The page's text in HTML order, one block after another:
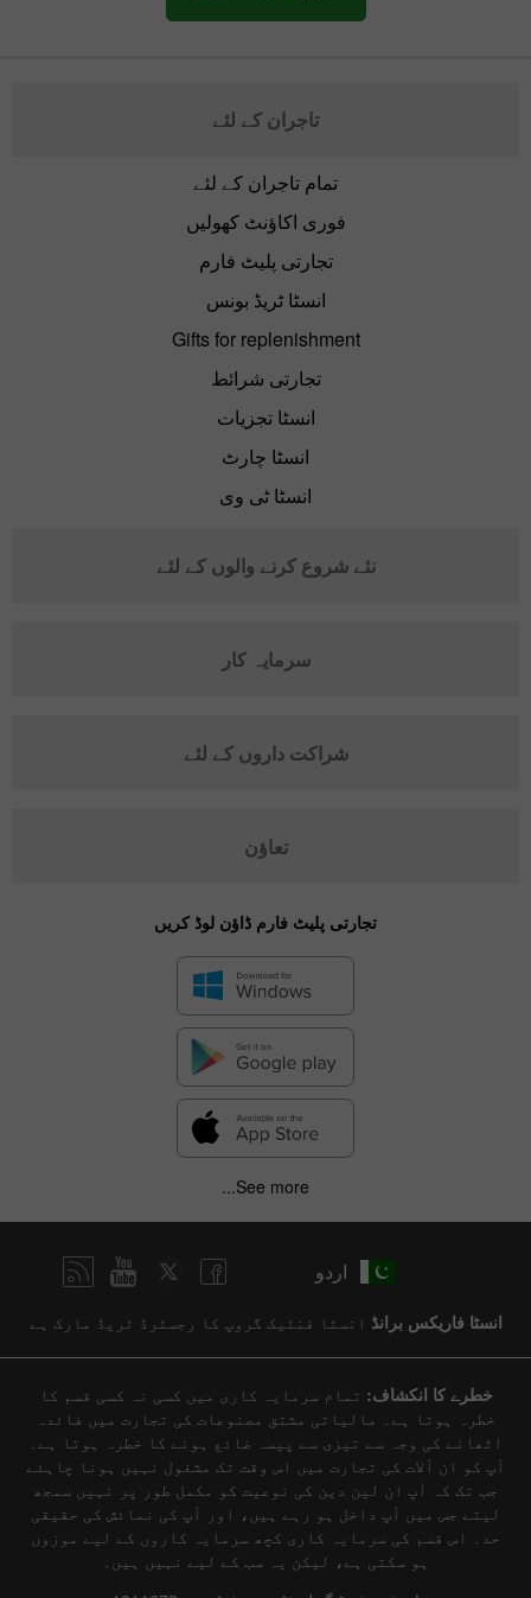
تاجران کے لئے
تمام تاجران کے لئے
فوری اکاؤنٹ کھولیں
تجارتی پلیٹ فارم
انسٹا ٹریڈ بونس
Gifts for replenishment
تجارتی شرائط
انسٹا تجزیات
انسٹا چارٹ
انسٹا ٹی وی
نئے شروع کرنے والوں کے لئے
سرمایہ کار
شراکت داروں کے لئے
تعاؤن
تجارتی پلیٹ فارم ڈاؤن لوڈ کریں
See more...
اردو
انسٹا فاریکس برانڈ انسٹا فنٹیک گروپ کا رجسٹرڈ ٹریڈ مارک ہے
خطرے کا انکشاف: تمام سرمایہ کاری میں کسی نہ کسی قسم کا
خطرہ ہوتا ہے۔ مالیاتی مشتق مصنوعات کی تجارت میں فائدہ
اٹھانے کی وجہ سے تیزی سے پیسہ ضائع ہونے کا خطرہ ہوتا ہے۔
آپ کو ان آلات کی تجارت میں اس وقت تک مشغول نہیں ہونا چاہئے
جب تک کہ آپ ان لین دین کی نوعیت کو مکمل طور پر نہیں سمجھ
لیتے جس میں آپ داخل ہو رہے ہیں، اور آپ کی نمائش کی حقیقی
حد۔ اس قسم کی سرمایہ کاری کچھ سرمایہ کاروں کے لیے موزوں
ہو سکتی ہے، لیکن یہ سب کے لیے نہیں ہیں۔